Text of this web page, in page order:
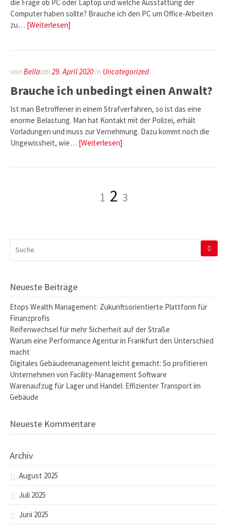
die Frage ob PC oder Laptop und welche Ausstattung der
Computer haben sollte? Brauche ich den PC um Office-Arbeiten
zu… [Weiterlesen]
von Bellaam 29. April 2020 in Uncategorized
Brauche ich unbedingt einen Anwalt?
Ist man Betroffener in einem Strafverfahren, so ist das eine
enorme Belastung. Man hat Kontakt mit der Polizei, erhält
Vorladungen und muss zur Vernehmung. Dazu kommt noch die
Ungewissheit, wie… [Weiterlesen]
Seitennummerierung
Seite
1 Seite
2 Seite
3
NACH:
Neueste Beiträge
Etops Wealth Management: Zukunftsorientierte Plattform für
Finanzprofis
Reifenwechsel für mehr Sicherheit auf der Straße
Warum eine Performance Agentur in Frankfurt den Unterschied
macht
Digitales Gebäudemanagement leicht gemacht: So profitieren
Unternehmen von Facility-Management Software
Warenaufzug für Lager und Handel: Effizienter Transport im
Gebäude
Neueste Kommentare
Archiv
August 2025
Juli 2025
Juni 2025